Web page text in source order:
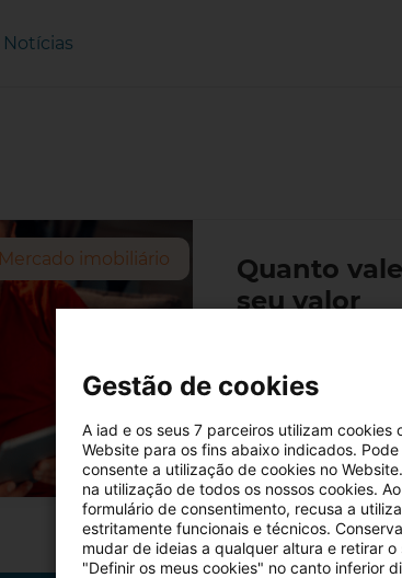
Notícias
Mercado imobiliário
Quanto
seu valor
Quando pensa
mesma valerá.
importantes num
19/04/2024 4
Gestão de cookies
A iad e os seus 7 parceiros utilizam
Website para os fins abaixo indicados.
consente a utilização de cookies no
na utilização de todos os nossos cookies.
formulário de consentimento, recusa a
estritamente funcionais e técnicos.
mudar de ideias a qualquer altura e retirar
"Definir os meus cookies" no canto inferior